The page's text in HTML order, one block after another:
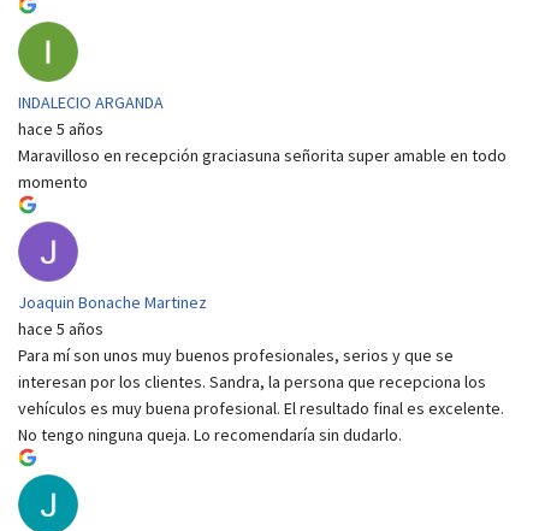
INDALECIO ARGANDA
hace 5 años
Maravilloso en recepción graciasuna señorita super amable en todo
momento
Joaquin Bonache Martinez
hace 5 años
Para mí son unos muy buenos profesionales, serios y que se
interesan por los clientes. Sandra, la persona que recepciona los
vehículos es muy buena profesional. El resultado final es excelente.
No tengo ninguna queja. Lo recomendaría sin dudarlo.